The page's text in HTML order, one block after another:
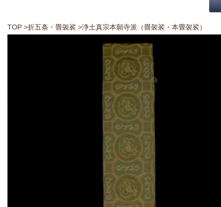
TOP >折五条・畳袈裟 >浄土真宗本願寺派（畳袈裟・本畳袈裟）